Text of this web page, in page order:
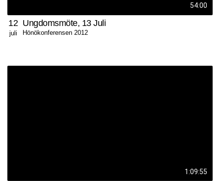
54:00
12
juli
Ungdomsmöte, 13 Juli
Hönökonferensen 2012
1:09:55